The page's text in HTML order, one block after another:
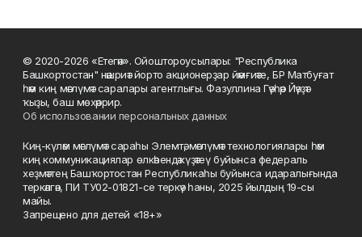
© 2020-2026 «Етегән». Ойоштороусылары: "Республика
Башкортостан" нәшриәт йорто акционерҙар йәмғиәте, БР Матбуғат
һәм киң мәғлүмәт саралары агентлығы. Фазуллина Гәүһәр Йәүҙәт
ҡыҙы, баш мөхәррир.
Об использовании персональных данных
Киң-күләм мәғлүмәт сараһы Элемтә, мәғлүмәт технологиялары һәм
киң коммуникациялар өлкәһендә күҙәтеү буйынса федераль
хеҙмәттең Башҡортостан Республикаһы буйынса идаралығында
теркәлгән, ПИ ТУ02-01821-се теркәү һаны, 2025 йылдың 19-сы
майы.
Запрещено для детей «18+»